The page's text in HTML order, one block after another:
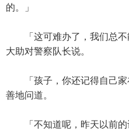
的。」
「这可难办了，我们总不
大助对警察队长说。
「孩子，你还记得自己家
善地问道。
「不知道呢，昨天以前的